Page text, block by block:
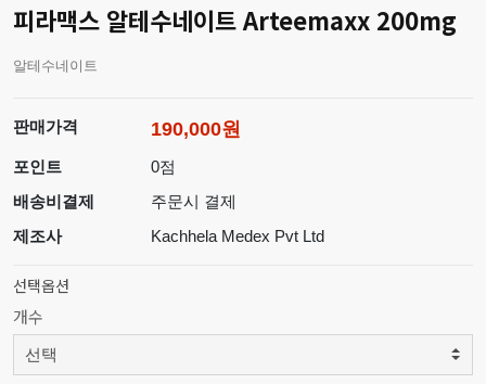
피라맥스 알테수네이트 Arteemaxx 200mg
알테수네이트
판매가격 190,000원
포인트
0점
배송비결제
주문시 결제
제조사
Kachhela Medex Pvt Ltd
선택옵션
개수